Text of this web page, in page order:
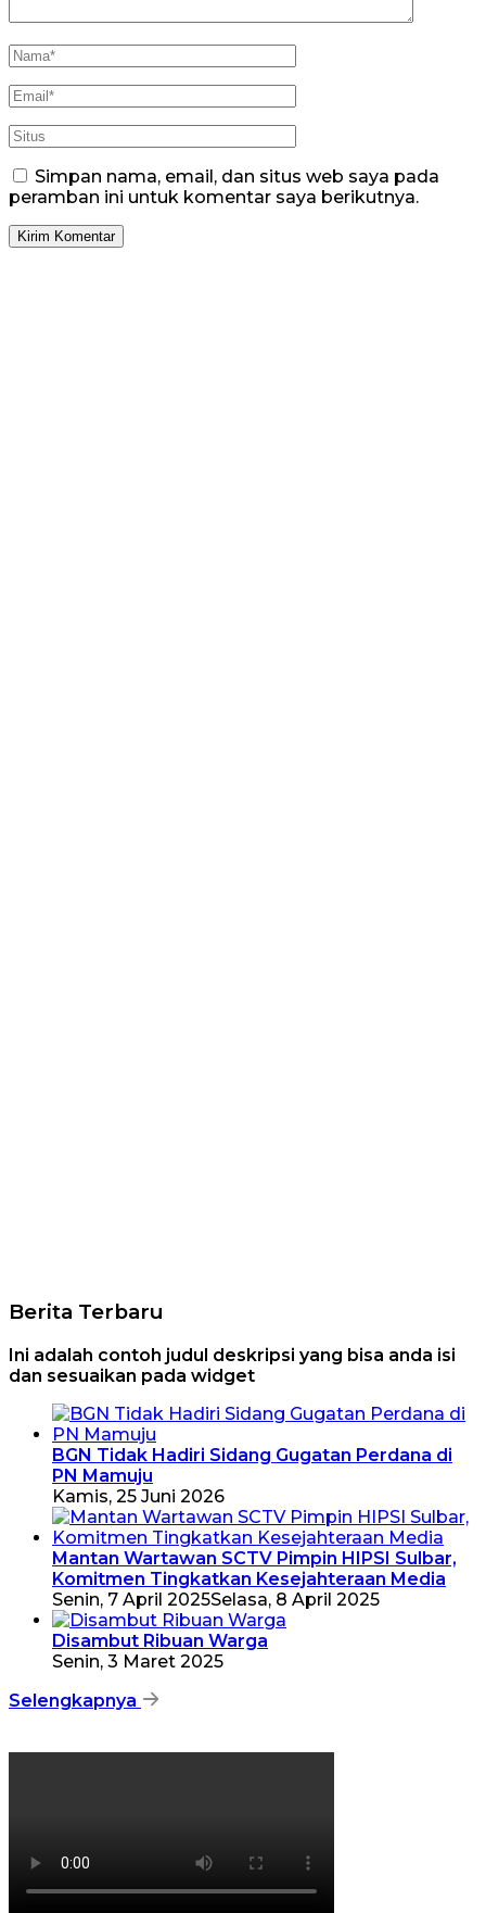
Simpan nama, email, dan situs web saya pada
peramban ini untuk komentar saya berikutnya.
Berita Terbaru
Ini adalah contoh judul deskripsi yang bisa anda isi
dan sesuaikan pada widget
BGN Tidak Hadiri Sidang Gugatan Perdana di
PN Mamuju
Kamis, 25 Juni 2026
Mantan Wartawan SCTV Pimpin HIPSI Sulbar,
Komitmen Tingkatkan Kesejahteraan Media
Senin, 7 April 2025Selasa, 8 April 2025
Disambut Ribuan Warga
Senin, 3 Maret 2025
Selengkapnya